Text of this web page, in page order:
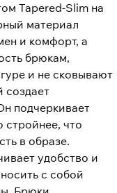
Tapered-Slim на
материал
и комфорт, а
брюкам,
и не сковывают
создает
подчеркивает
стройнее, что
в образе.
удобство и
с собой